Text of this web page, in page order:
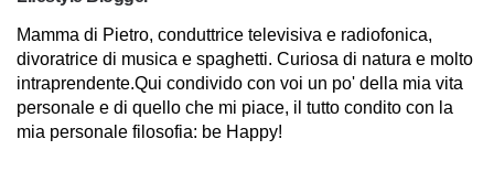
Mamma di Pietro, conduttrice televisiva e radiofonica,
divoratrice di musica e spaghetti. Curiosa di natura e molto
intraprendente.Qui condivido con voi un po' della mia vita
personale e di quello che mi piace, il tutto condito con la
mia personale filosofia: be Happy!